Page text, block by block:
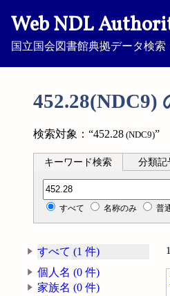
Web NDL
国立国会図書館典拠データ検索
452.28(NDC9)
検索対象：“452.28 (NDC9)”
キーワード検索 分類記
分類記号検索
すべて 名称のみ 普
すべて (1 件)
個人名 (0 件)
家族名 (0 件)